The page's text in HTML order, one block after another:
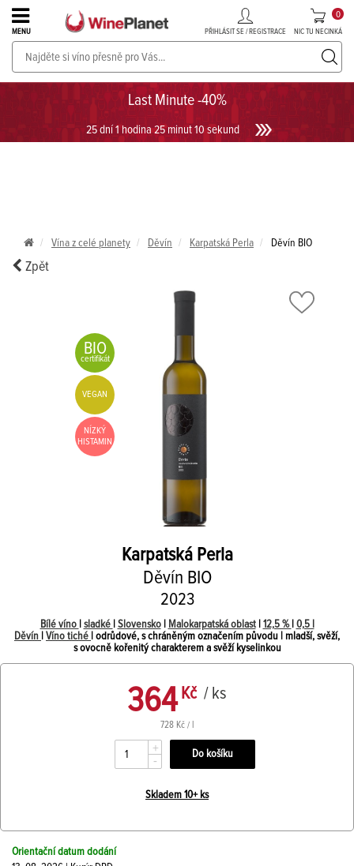
Last Minute -40%
25 dní 1 hodina 25 minut 10 sekund
MENU PŘIHLÁSIT SE / REGISTRACE NIC TU NECINKÁ
0
PROSECCO v akci až do -30%!UKÁZAT PROSECCO
Vína z celé planety Děvín Karpatská Perla Děvín BIO
Zpět
BIO
certifikát
VEGAN
NÍZKÝ
HISTAMIN
Karpatská Perla
Děvín BIO
2023
Bílé víno sladké Slovensko| Malokarpatská oblast| 12,5 % 0,5 l
Děvín
Víno tiché
| odrůdové, s chráněným označením původu | mladší, svěží,
s ovocně kořenitý charakterem a svěží kyselinkou
364 Kč / ks
728 Kč / l
+
-
Skladem 10+ ks
Orientační datum dodání